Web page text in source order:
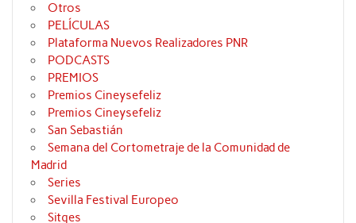
Otros
PELÍCULAS
Plataforma Nuevos Realizadores PNR
PODCASTS
PREMIOS
Premios Cineysefeliz
Premios Cineysefeliz
San Sebastián
Semana del Cortometraje de la Comunidad de
Madrid
Series
Sevilla Festival Europeo
Sitges